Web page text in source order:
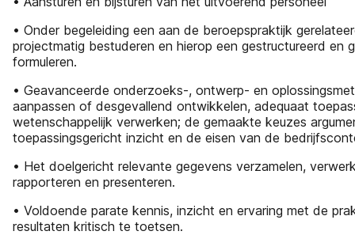
• Onder begeleiding een aan de beroepspraktijk
projectmatig bestuderen en hierop een gestructureerd en
formuleren.
• Geavanceerde onderzoeks-, ontwerp- en
aanpassen of desgevallend ontwikkelen, adequaat
wetenschappelijk verwerken; de gemaakte keuzes
toepassingsgericht inzicht en de eisen van de
• Het doelgericht relevante gegevens verzamelen,
rapporteren en presenteren.
• Voldoende parate kennis, inzicht en ervaring met de
resultaten kritisch te toetsen.